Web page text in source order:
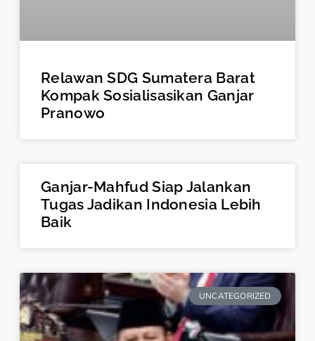
Relawan SDG Sumatera Barat
Kompak Sosialisasikan Ganjar
Pranowo
Ganjar-Mahfud Siap Jalankan
Tugas Jadikan Indonesia Lebih
Baik
UNCATEGORIZED